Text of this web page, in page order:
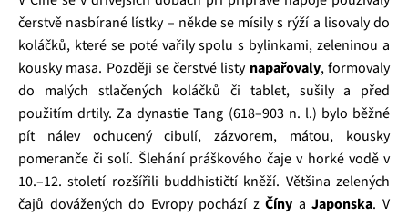
čerstvě nasbírané lístky – někde se mísily s rýží a lisovaly do
koláčků, které se poté vařily spolu s bylinkami, zeleninou a
kousky masa. Později se čerstvé listy napařovaly, formovaly
do malých stlačených koláčků či tablet, sušily a před
použitím drtily. Za dynastie Tang (618–903 n. l.) bylo běžné
pít nálev ochucený cibulí, zázvorem, mátou, kousky
pomeranče či solí. Šlehání práškového čaje v horké vodě v
10.–12. století rozšířili buddhističtí kněží. Většina zelených
čajů dovážených do Evropy pochází zČíny aJaponska. V